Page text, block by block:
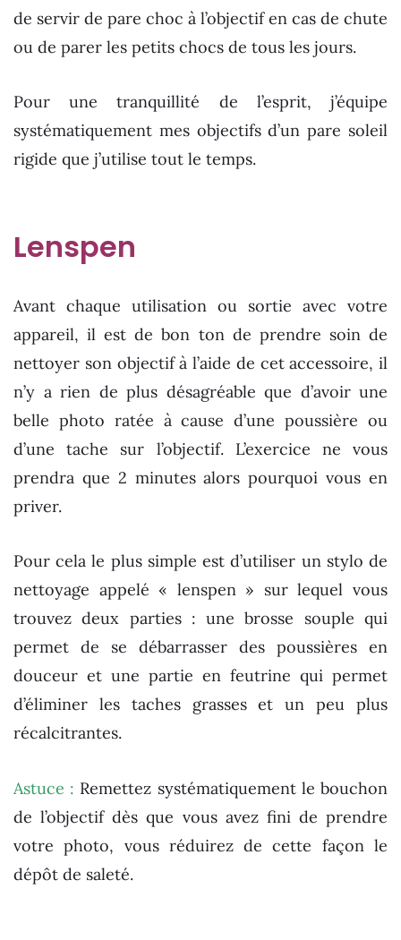
de servir de pare choc à l’objectif en cas de chute
ou de parer les petits chocs de tous les jours.
Pour une tranquillité de l’esprit, j’équipe
systématiquement mes objectifs d’un pare soleil
rigide que j’utilise tout le temps.
Lenspen
Avant chaque utilisation ou sortie avec votre
appareil, il est de bon ton de prendre soin de
nettoyer son objectif à l’aide de cet accessoire, il
n’y a rien de plus désagréable que d’avoir une
belle photo ratée à cause d’une poussière ou
d’une tache sur l’objectif. L’exercice ne vous
prendra que 2 minutes alors pourquoi vous en
priver.
Pour cela le plus simple est d’utiliser un stylo de
nettoyage appelé « lenspen » sur lequel vous
trouvez deux parties : une brosse souple qui
permet de se débarrasser des poussières en
douceur et une partie en feutrine qui permet
d’éliminer les taches grasses et un peu plus
récalcitrantes.
Astuce : Remettez systématiquement le bouchon
de l’objectif dès que vous avez fini de prendre
votre photo, vous réduirez de cette façon le
dépôt de saleté.